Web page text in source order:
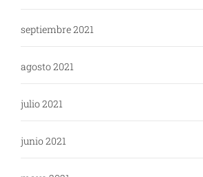
septiembre 2021
agosto 2021
julio 2021
junio 2021